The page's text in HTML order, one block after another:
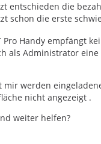
entschieden die
schon die erste
Pro Handy empfängt
als Administrator
mir werden
nicht angezeigt .
weiter helfen?